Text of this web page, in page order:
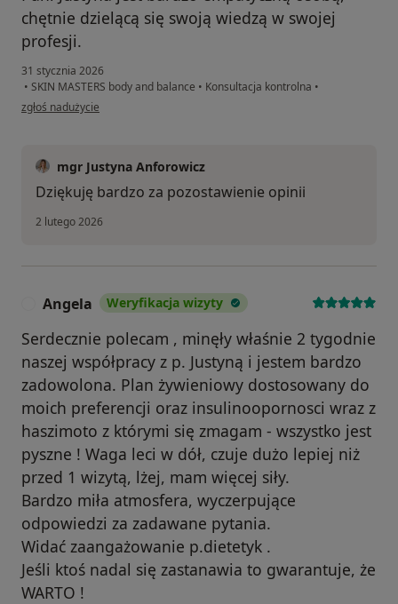
chętnie dzielącą się swoją wiedzą w swojej
profesji.
31 stycznia 2026
• SKIN MASTERS body and balance • Konsultacja kontrolna •
w opinii użytkownika AS
zgłoś nadużycie
mgr Justyna Anforowicz
Dziękuję bardzo za pozostawienie opinii
2 lutego 2026
Angela Weryfikacja wizyty
Serdecznie polecam , minęły właśnie 2 tygodnie
naszej współpracy z p. Justyną i jestem bardzo
zadowolona. Plan żywieniowy dostosowany do
moich preferencji oraz insulinoopornosci wraz z
haszimoto z którymi się zmagam - wszystko jest
pyszne ! Waga leci w dół, czuje dużo lepiej niż
przed 1 wizytą, lżej, mam więcej siły.
Bardzo miła atmosfera, wyczerpujące
odpowiedzi za zadawane pytania.
Widać zaangażowanie p.dietetyk .
Jeśli ktoś nadal się zastanawia to gwarantuje, że
WARTO !